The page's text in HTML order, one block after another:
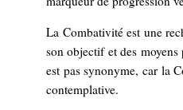
La Combativité est une
son objectif et des
est pas synonyme, car la
contemplative.